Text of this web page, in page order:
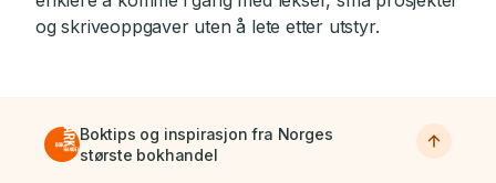
og skriveoppgaver uten å lete etter utstyr.
Boktips og inspirasjon fra Norges
største bokhandel